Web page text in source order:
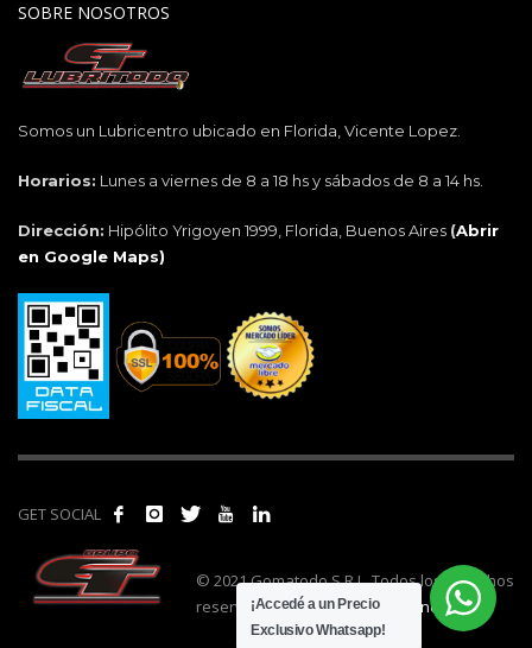
SOBRE NOSOTROS
Somos un Lubricentro ubicado en Florida, Vicente Lopez.
Horarios: Lunes a viernes de 8 a 18 hs y sábados de 8 a 14 hs.
Dirección: Hipólito Yrigoyen 1999, Florida, Buenos Aires (Abrir
en Google Maps)
GET SOCIAL
© 2021 Gomatodo S.R.L. Todos los derechos
reservados. | Realizado por
cónclave.
¡Accedé a un Precio
Exclusivo Whatsapp!